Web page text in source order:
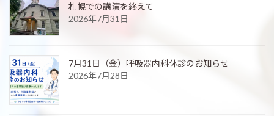
札幌での講演を終えて
2026年7月31日
7月31日（金）呼吸器内科休診のお知らせ
2026年7月28日